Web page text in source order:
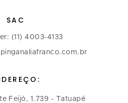
SAC
(11) 4003-4133
Feijó, 1.739 - Tatuapé